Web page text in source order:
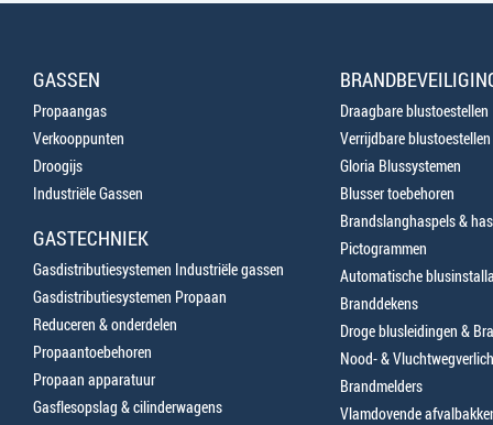
GASSEN
Propaangas
Verkooppunten
Droogijs
Industriële Gassen
GASTECHNIEK
Gasdistributiesystemen Industriële gassen
Gasdistributiesystemen Propaan
Reduceren & onderdelen
Propaantoebehoren
Propaan apparatuur
Gasflesopslag & cilinderwagens
Draagbare blustoestellen
Verrijdbare blustoestellen
Gloria Blussystemen
Blusser toebehoren
Brandslanghaspels &
Pictogrammen
Automatische
Branddekens
Droge blusleidingen &
Nood- &
Brandmelders
Vlamdovende